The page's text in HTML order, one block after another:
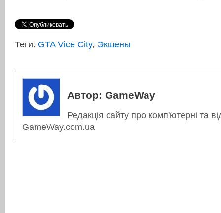
Теги: GTA Vice City, Экшены
Автор: GameWay
Редакція сайту про комп'ютерні та
GameWay.com.ua